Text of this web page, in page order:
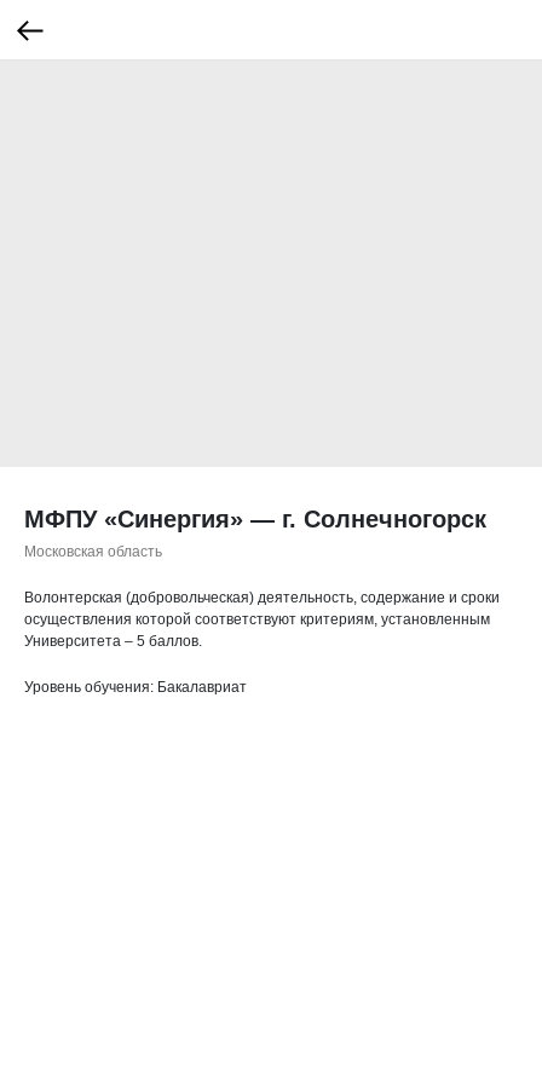
МФПУ «Синергия» — г. Солнечногорск
Московская область
Волонтерская (добровольческая) деятельность, содержание и сроки
осуществления которой соответствуют критериям, установленным
Университета – 5 баллов.
Уровень обучения: Бакалавриат